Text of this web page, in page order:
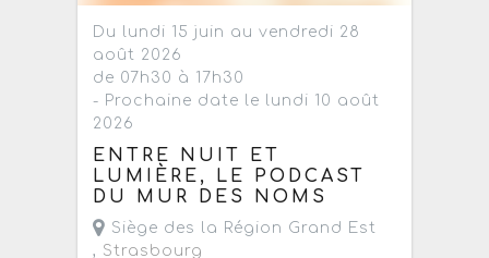
Du lundi 15 juin au vendredi 28
août 2026
de 07h30 à 17h30
- Prochaine date le lundi 10 août
2026
ENTRE NUIT ET
LUMIÈRE, LE PODCAST
DU MUR DES NOMS
Siège des la Région Grand Est
, Strasbourg